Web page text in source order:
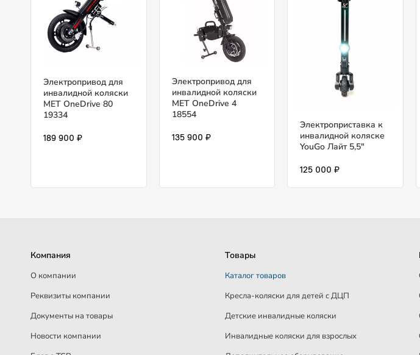
Электропривод для
инвалидной коляски
MET OneDrive 80
19334
189 900 ₽
Электропривод для
инвалидной коляски
MET OneDrive 4
18554
135 900 ₽
Электроприставка к
инвалидной коляске
YouGo Лайт 5,5"
125 000 ₽
Компания
О компании
Реквизиты компании
Документы на товары
Новости компании
Товары
Каталог товаров
Кресла-коляски для детей c ДЦП
Детские инвалидные коляски
Инвалидные коляски для взрослых